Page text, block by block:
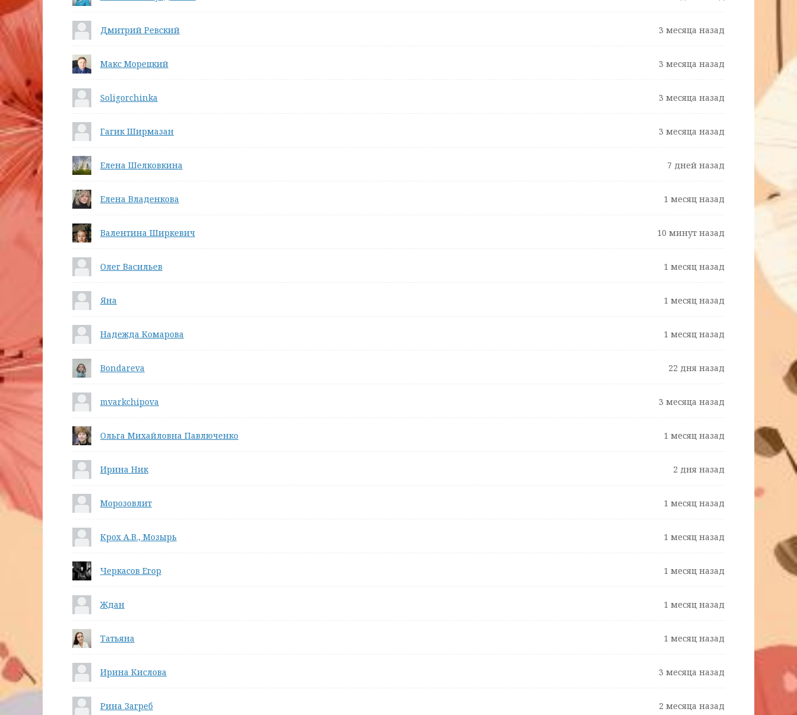
Дмитрий Ревский 3 месяца назад
Макс Морецкий 3 месяца назад
Soligorchinka 3 месяца назад
Гагик Ширмазан 3 месяца назад
Елена Шелковкина 7 дней назад
Елена Владенкова 1 месяц назад
Валентина Ширкевич 10 минут назад
Олег Васильев 1 месяц назад
Яна 1 месяц назад
Надежда Комарова 1 месяц назад
Bondareva 22 дня назад
mvarkchipova 3 месяца назад
Ольга Михайловна Павлюченко 1 месяц назад
Ирина Ник 2 дня назад
Морозовлит 1 месяц назад
Крох А.В., Мозырь 1 месяц назад
Черкасов Егор 1 месяц назад
Ждан 1 месяц назад
Татьяна 1 месяц назад
Ирина Кислова 3 месяца назад
Рина Загреб 2 месяца назад